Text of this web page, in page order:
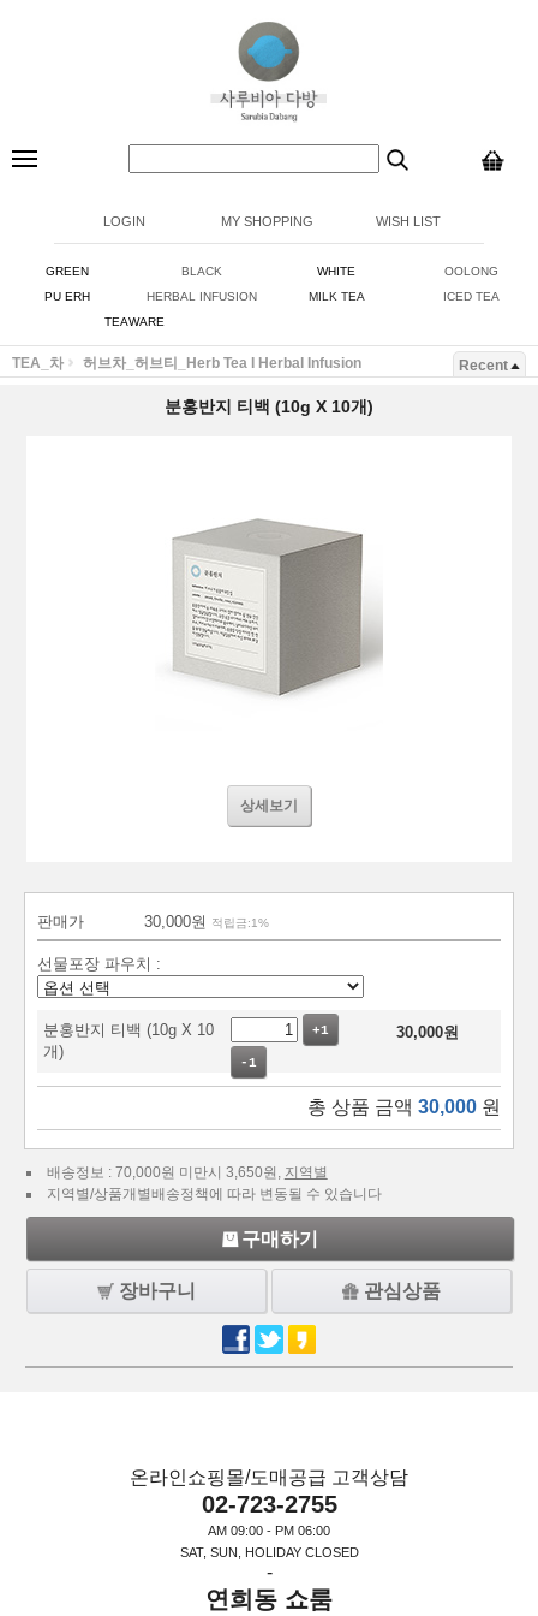
LOGIN MY SHOPPING WISH LIST
GREEN BLACK WHITE
OOLONG
PU ERH
HERBAL INFUSION MILK TEA
ICED TEA
TEAWARE
TEA_차 허브차_허브티_Herb Tea I Herbal Infusion Recent
분홍반지 티백 (10g X 10개)
상세보기
판매가 30,000원 적립금:1%
선물포장 파우치 :
분홍반지 티백 (10g X 10
개)
+1
-1
30,000원
총 상품 금액 30,000 원
배송정보 : 70,000원 미만시 3,650원, 지역별
지역별/상품개별배송정책에 따라 변동될 수 있습니다
구매하기
장바구니 관심상품
온라인쇼핑몰/도매공급 고객상담
02-723-2755
AM 09:00 - PM 06:00
SAT, SUN, HOLIDAY CLOSED
-
연희동 쇼룸